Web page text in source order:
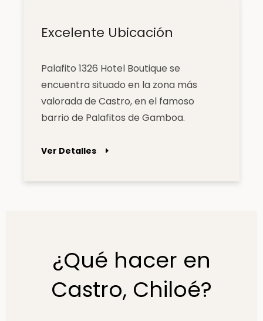
Excelente Ubicación
Palafito 1326 Hotel Boutique se
encuentra situado en la zona más
valorada de Castro, en el famoso
barrio de Palafitos de Gamboa.
Ver Detalles
¿Qué hacer en
Castro, Chiloé?